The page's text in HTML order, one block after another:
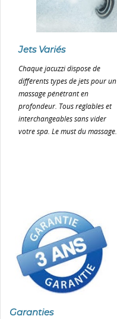
Jets Variés
Chaque jacuzzi dispose de
différents types de jets pour un
massage pénétrant en
profondeur. Tous réglables et
interchangeables sans vider
votre spa. Le must du massage.
Garanties